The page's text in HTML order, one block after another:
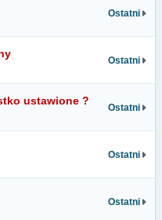
Ostatni
Ostatni
ustawione ?
Ostatni
Ostatni
Ostatni